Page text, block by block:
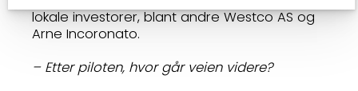
lokale investorer, blant andre Westco AS og
Arne Incoronato.
– Etter piloten, hvor går veien videre?